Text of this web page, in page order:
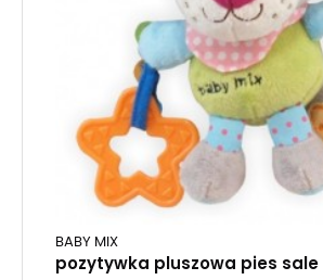
BABY MIX
pozytywka pluszowa pies sale